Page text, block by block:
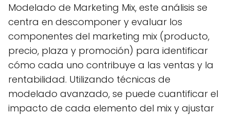
Modelado de Marketing Mix, este análisis se
centra en descomponer y evaluar los
componentes del marketing mix (producto,
precio, plaza y promoción) para identificar
cómo cada uno contribuye a las ventas y la
rentabilidad. Utilizando técnicas de
modelado avanzado, se puede cuantificar el
impacto de cada elemento del mix y ajustar